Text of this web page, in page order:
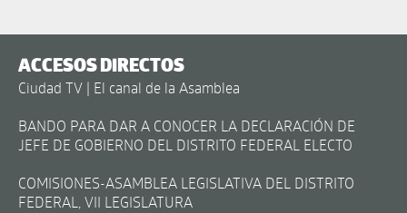
ACCESOS DIRECTOS
Ciudad TV | El canal de la Asamblea
BANDO PARA DAR A CONOCER LA DECLARACIÓN DE
JEFE DE GOBIERNO DEL DISTRITO FEDERAL ELECTO
COMISIONES-ASAMBLEA LEGISLATIVA DEL DISTRITO
FEDERAL, VII LEGISLATURA